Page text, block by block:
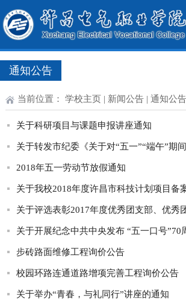
通知公告
当前位置： 学校主页| 新闻公告| 通知公告
关于科研项目与课题申报讲座通知
2018年五一劳动节放假通知
关于我校2018年度许昌市科技计划项目备
关于开展纪念中共中央发布 “五一口号”70
步砖路面维修工程询价公告
校园环路连通道路增项完善工程询价公告
关于举办“青春，与礼同行”讲座的通知